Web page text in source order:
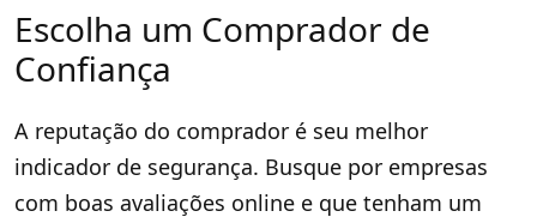
Escolha um Comprador de
Confiança
A reputação do comprador é seu melhor
indicador de segurança. Busque por empresas
com boas avaliações online e que tenham um